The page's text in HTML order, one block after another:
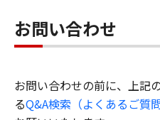
お問い合わせ
お問い合わせの前に、上記
るQ&A検索（よくあるご質問